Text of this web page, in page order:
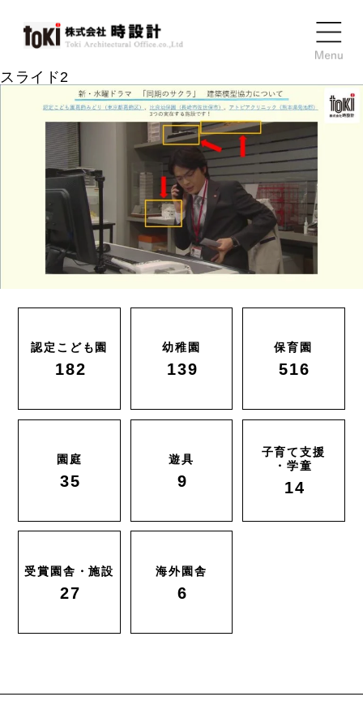
スライド2
認定こども園
182
幼稚園
139
保育園
516
園庭
35
遊具
9
子育て支援
・学童
14
受賞園舎・施設
27
海外園舎
6